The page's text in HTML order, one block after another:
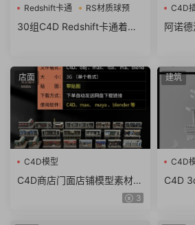
Redshift卡通 RS材质球预
30组C4D Redshift卡通着色
C4D
阿诺
a 4D
店面
C4D模型
C4D商店门面店铺模型素材
max obj fbx ma KitBash3D3
建筑
C4D
C4D
东方